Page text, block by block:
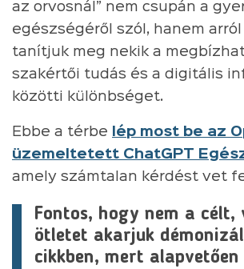
az orvosnál” nem csupán a
egészségéről szól, hanem arról
tanítjuk meg nekik a
szakértői tudás és a digitális
közötti különbséget.
Ebbe a térbe
lép most be az
üzemeltetett ChatGPT
amely számtalan kérdést vet
Fontos, hogy nem a célt,
ötletet akarjuk
cikkben, mert alapvetően